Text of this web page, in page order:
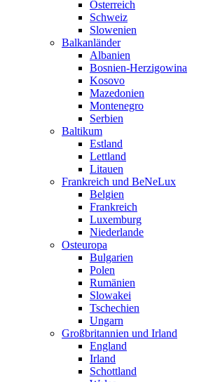
Österreich
Schweiz
Slowenien
Balkanländer
Albanien
Bosnien-Herzigowina
Kosovo
Mazedonien
Montenegro
Serbien
Baltikum
Estland
Lettland
Litauen
Frankreich und BeNeLux
Belgien
Frankreich
Luxemburg
Niederlande
Osteuropa
Bulgarien
Polen
Rumänien
Slowakei
Tschechien
Ungarn
Großbritannien und Irland
England
Irland
Schottland